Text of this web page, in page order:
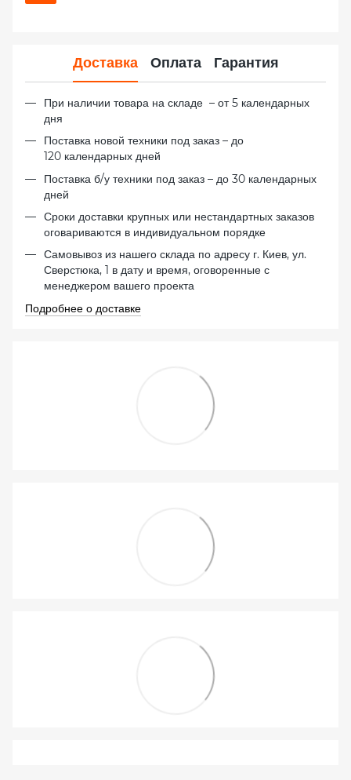
Доставка Оплата Гарантия
При наличии товара на складе – от 5 календарных
дня
Поставка новой техники под заказ – до
120 календарных дней
Поставка б/у техники под заказ – до 30 календарных
дней
Сроки доставки крупных или нестандартных заказов
оговариваются в индивидуальном порядке
Самовывоз из нашего склада по адресу г. Киев, ул.
Сверстюка, 1 в дату и время, оговоренные с
менеджером вашего проекта
Подробнее о доставке